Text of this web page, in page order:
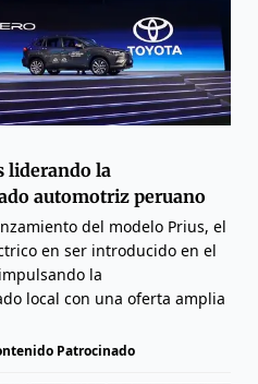
liderando la
automotriz peruano
del modelo Prius, el
en ser introducido en el
la
local con una oferta amplia
Patrocinado